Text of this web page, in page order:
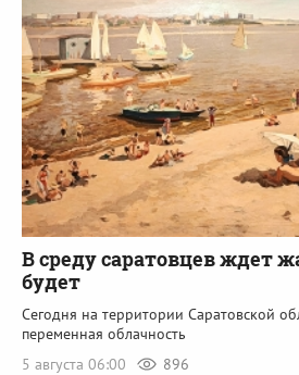
В среду саратовцев ждет
будет
Сегодня на территории Саратовской
переменная облачность
5 августа 06:00
896